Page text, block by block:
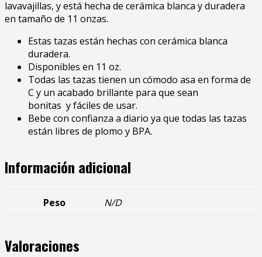
lavavajillas, y está hecha de cerámica blanca y duradera
en tamaño de 11 onzas.
Estas tazas están hechas con cerámica blanca
duradera.
Disponibles en 11 oz.
Todas las tazas tienen un cómodo asa en forma de
C y un acabado brillante para que sean
bonitas y fáciles de usar.
Bebe con confianza a diario ya que todas las tazas
están libres de plomo y BPA.
Información adicional
Peso N/D
Valoraciones